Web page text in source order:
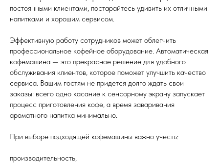
постоянными клиентами, постарайтесь удивить их отличными
напитками и хорошим сервисом.
Эффективную работу сотрудников может облегчить
профессиональное кофейное оборудование. Автоматическая
кофемашина — это прекрасное решение для удобного
обслуживания клиентов, которое поможет улучшить качество
сервиса. Вашим гостям не придется долго ждать свои
заказы: всего одно касание к сенсорному экрану запускает
процесс приготовления кофе, а время заваривания
ароматного напитка минимально.
При выборе подходящей кофемашины важно учесть:
производительность,